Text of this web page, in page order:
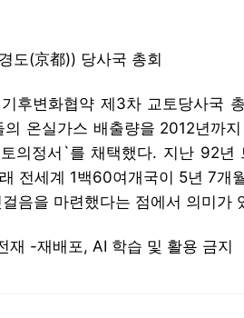
도(京都)) 당사국 총회
후변화협약 제3차 교토당사국
온실가스 배출량을 2012년까
의정서`를 채택했다. 지난 92년
전세계 1백60여개국이 5년 7개
음을 마련했다는 점에서 의미가
-재배포, AI 학습 및 활용 금지